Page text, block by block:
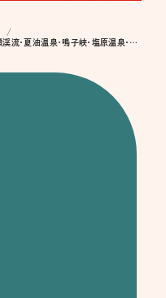
東北から関東で見つけた紅葉の名所5選。奥入瀬渓流・夏油温泉・鳴子峡・塩原温泉・鎌倉